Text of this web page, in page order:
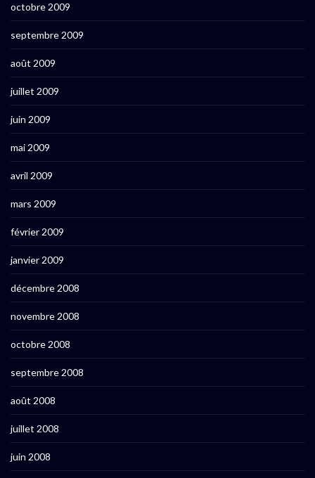
octobre 2009
septembre 2009
août 2009
juillet 2009
juin 2009
mai 2009
avril 2009
mars 2009
février 2009
janvier 2009
décembre 2008
novembre 2008
octobre 2008
septembre 2008
août 2008
juillet 2008
juin 2008